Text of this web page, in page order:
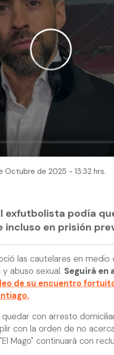
Octubre de 2025 - 13:32 hrs.
exfutbolista podía
en prisión
las cautelares en
abuso sexual. Seguirá en
de su encuentro
con arresto
con la orden de no
Mago" continuará con